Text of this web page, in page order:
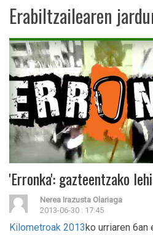
Erabiltzailearen
'Erronka': gazteentzako
Nerea Irazusta Olariaga
2013-06-30 : 17:45
Kilometroak 2013ko urriaren 6an